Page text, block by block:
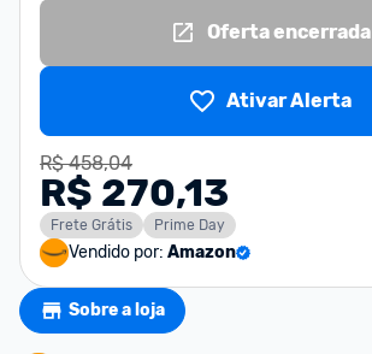
Oferta encerrada
Ativar Alerta
R$ 458,04
R$ 270,13
Frete Grátis Prime Day
Vendido por: Amazon
Sobre a loja